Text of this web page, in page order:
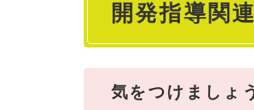
開発指導関連
気をつけましょ